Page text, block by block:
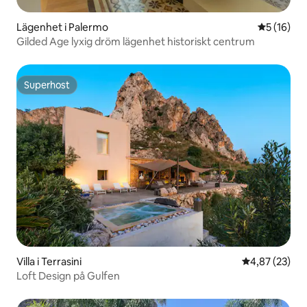
Lägenhet i Palermo 5 av 5 i
5 (16)
Gilded Age lyxig dröm lägenhet historiskt centrum
Superhost
Superhost
Villa i Terrasini 4,87 av 5 i
4,87 (23)
Loft Design på Gulfen